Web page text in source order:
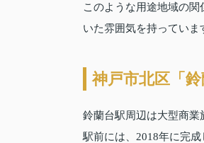
このような用途地域の
いた雰囲気を持っていま
神戸市北区「
鈴蘭台駅周辺は大型商業
駅前には、2018年に完